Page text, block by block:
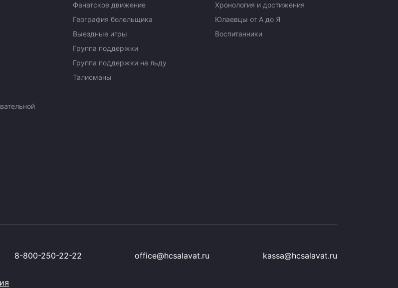
Фанатское движение
География болельщика
Выездные игры
Группа поддержки
Группа поддержки на льду
Талисманы
Хронология и достижения
Юлаевцы от А до Я
Воспитанники
8-800-250-22-22 office@hcsalavat.ru kassa@hcsalavat.ru